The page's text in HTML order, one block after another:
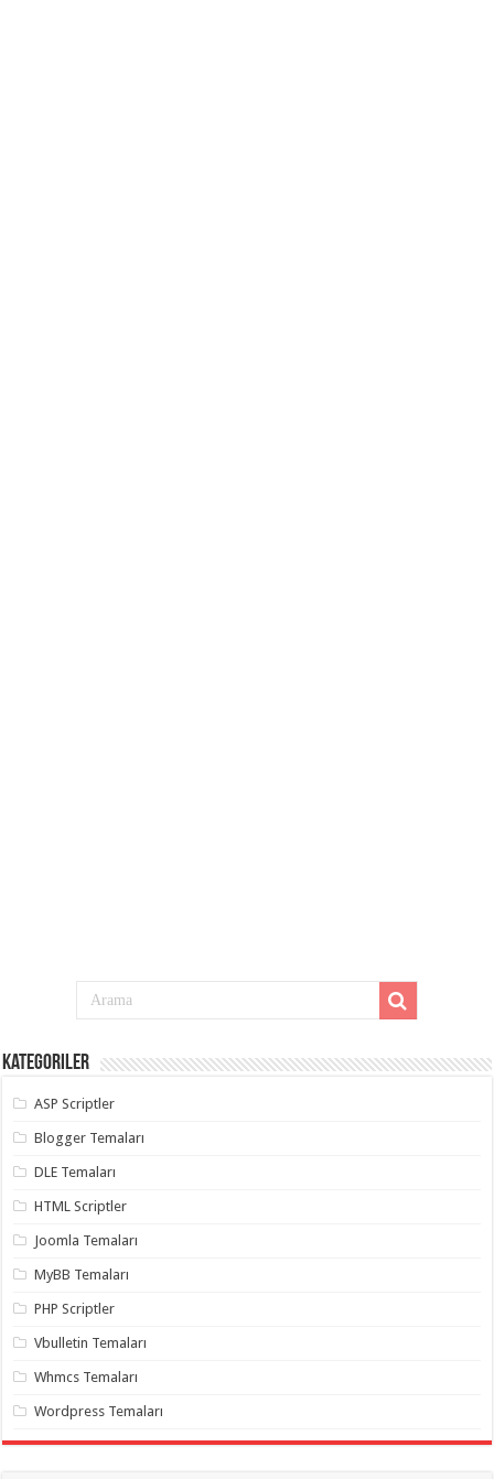
Kategoriler
ASP Scriptler
Blogger Temaları
DLE Temaları
HTML Scriptler
Joomla Temaları
MyBB Temaları
PHP Scriptler
Vbulletin Temaları
Whmcs Temaları
Wordpress Temaları